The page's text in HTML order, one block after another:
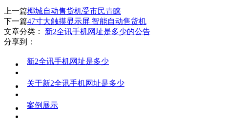
上一篇椰城自动售货机受市民青睐
下一篇47寸大触摸显示屏 智能自动售货机
文章分类：
新2全讯手机网址是多少的公告
分享到：
新2全讯手机网址是多少
关于新2全讯手机网址是多少
案例展示